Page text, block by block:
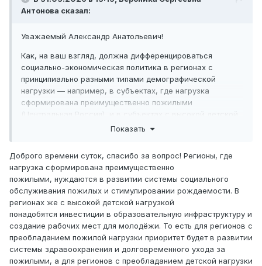
Антонова сказал:
Уважаемый Александр Анатольевич!
Как, на ваш взгляд, должна дифференцироваться
социально-экономическая политика в регионах с
принципиально разными типами демографической
нагрузки — например, в субъектах, где нагрузка
сформирована преимущественно пожилыми
(Центральная Россия), и в субъектах с высокой детской
нагрузкой (республики Северного Кавказа, Тыва).Какие
Показать
Доброго времени суток, спасибо за вопрос! Регионы, где
нагрузка сформирована преимущественно
пожилыми, нуждаются в развитии системы социального
обслуживания пожилых и стимулировании рождаемости. В
регионах же с высокой детской нагрузкой
понадобятся инвестиции в образовательную инфраструктуру и
создание рабочих мест для молодёжи. То есть для регионов с
преобладанием пожилой нагрузки приоритет будет в развитии
системы здравоохранения и долговременного ухода за
пожилыми, а для регионов с преобладанием детской нагрузки